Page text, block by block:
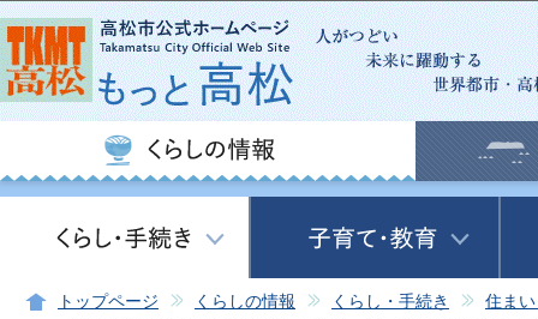
この
トップページ くらしの情報 くらし・手続き
住ま